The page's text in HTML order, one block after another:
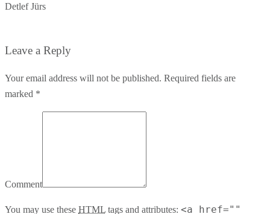
Detlef Jürs
Leave a Reply
Your email address will not be published. Required fields are
marked *
Comment
You may use these HTML tags and attributes: <a href=""